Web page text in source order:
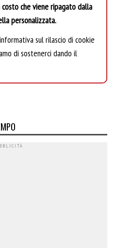
che viene ripagato dalla
personalizzata.
sul rilascio di cookie
di sostenerci dando il